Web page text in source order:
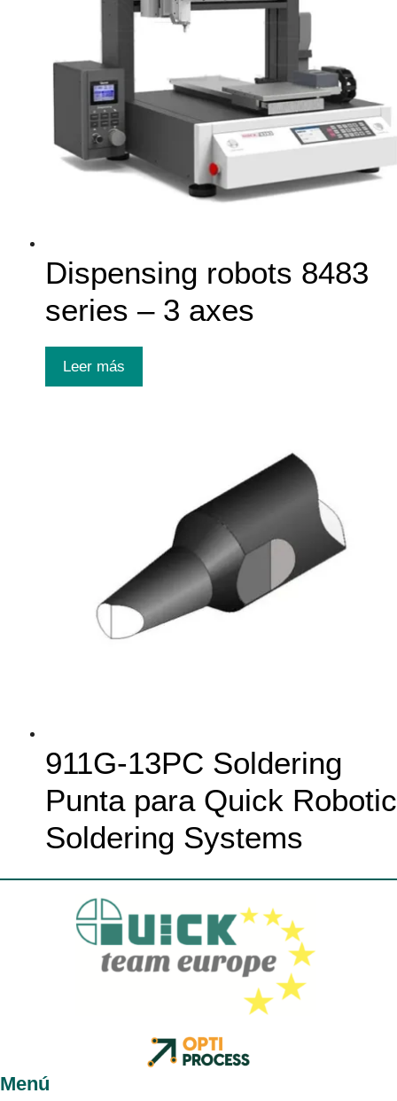
Dispensing robots 8483
series – 3 axes
Leer más
911G-13PC Soldering
Punta para Quick Robotic
Soldering Systems
Menú